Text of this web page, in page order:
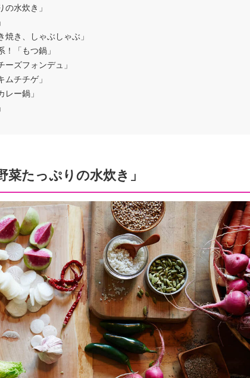
水炊き」
き、しゃぶしゃぶ」
「もつ鍋」
ズフォンデュ」
チチゲ」
ー鍋」
たっぷりの水炊き」